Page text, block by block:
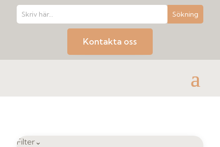
Kontakta oss
Filter⌄